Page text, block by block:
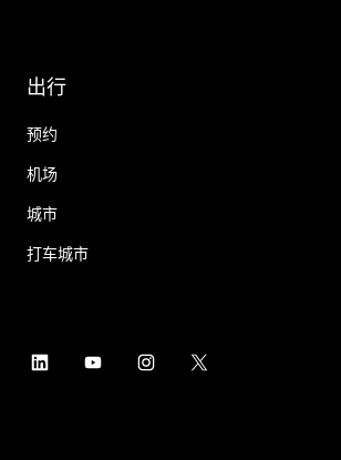
出行
预约
机场
城市
打车城市